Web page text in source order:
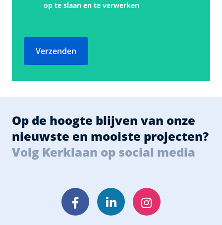
op te slaan en te verwerken
Verzenden
Op de hoogte blijven van onze
nieuwste en mooiste projecten?
Volg Kerklaan op social media
FacebookLinkedInInstagram